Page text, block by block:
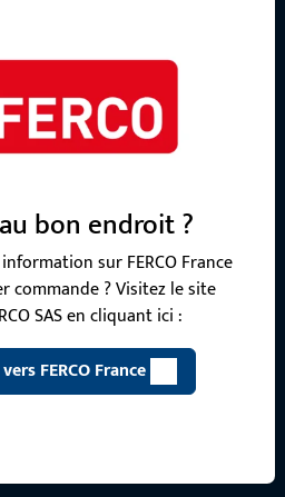
projets. N'hésitez pas à nous
par e-mail.
nous
bon endroit ?
sur FERCO France
commande ? Visitez le site
SAS en cliquant ici :
FERCO France
générales